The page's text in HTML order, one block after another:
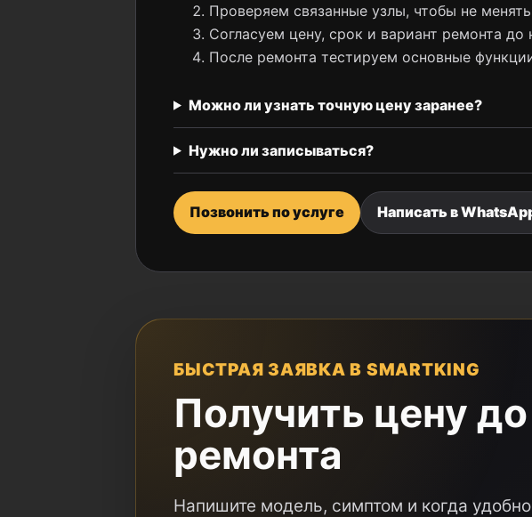
Проверяем связанные узлы, чтобы не
Согласуем цену, срок и вариант ремонта до
После ремонта тестируем основные
Можно ли узнать точную цену заранее?
Нужно ли записываться?
Позвонить по услуге Написать в
БЫСТРАЯ ЗАЯВКА В SMARTKING
Получить цену до
ремонта
Напишите модель, симптом и когда